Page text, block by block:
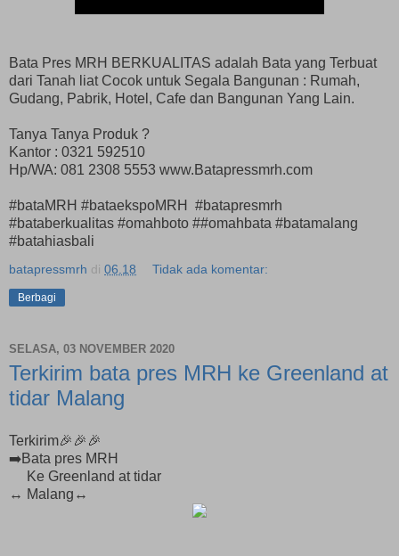
Bata Pres MRH BERKUALITAS adalah Bata yang Terbuat
dari Tanah liat Cocok untuk Segala Bangunan : Rumah,
Gudang, Pabrik, Hotel, Cafe dan Bangunan Yang Lain.
Tanya Tanya Produk ?
Kantor : 0321 592510
Hp/WA: 081 2308 5553 www.Batapressmrh.com
#bataMRH #bataekspoMRH #batapresmrh
#bataberkualitas #omahboto ##omahbata #batamalang
#batahiasbali
batapressmrh di 06.18 Tidak ada komentar:
Berbagi
SELASA, 03 NOVEMBER 2020
Terkirim bata pres MRH ke Greenland at
tidar Malang
Terkirim🎉🎉🎉
➡️Bata pres MRH
Ke Greenland at tidar
↔️ Malang↔️